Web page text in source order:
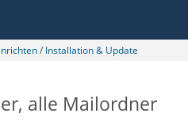
/ Installation & Update
alle Mailordner